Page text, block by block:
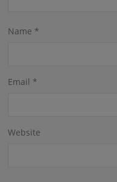
Name *
Email *
Website